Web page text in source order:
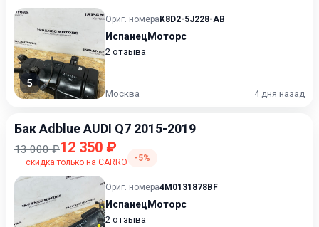
5
Ориг. номера K8D2-5J228-AB
ИспанецМоторс
2 отзыва
Москва 4 дня назад
Бак Adblue AUDI Q7 2015-2019
13 000 ₽12 350 ₽
скидка только на CARRO -5%
Ориг. номера4M0131878BF
ИспанецМоторс
2 отзыва